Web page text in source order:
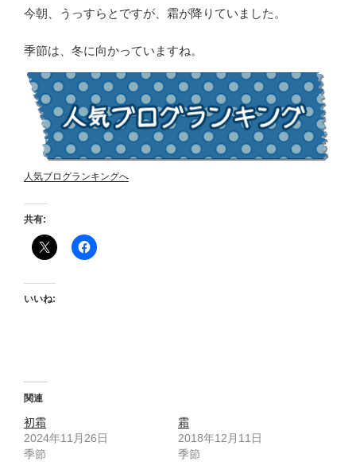
今朝、うっすらとですが、霜が降りていました。
季節は、冬に向かっていますね。
人気ブログランキングへ
共有:
いいね:
関連
初霜
2024年11月26日
季節
霜
2018年12月11日
季節